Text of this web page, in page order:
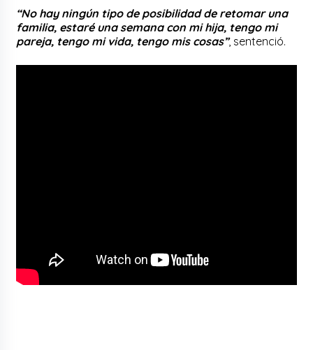
“No hay ningún tipo de posibilidad de retomar una
familia, estaré una semana con mi hija, tengo mi
pareja, tengo mi vida, tengo mis cosas”, sentenció.